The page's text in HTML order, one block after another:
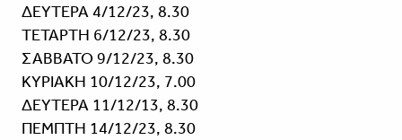
ΔΕΥΤΕΡΑ 4/12/23, 8.30
ΤΕΤΑΡΤΗ 6/12/23, 8.30
ΣΑΒΒΑΤΟ 9/12/23, 8.30
ΚΥΡΙΑΚΗ 10/12/23, 7.00
ΔΕΥΤΕΡΑ 11/12/13, 8.30
ΠΕΜΠΤΗ 14/12/23, 8.30